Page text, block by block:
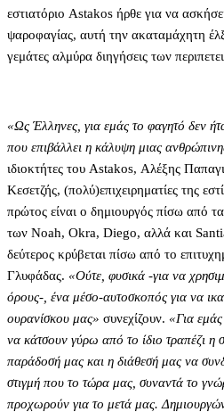
εστιατόριο Astakos ήρθε για να
ψαροφαγίας, αυτή την ακαταμάχητη
γεμάτες αλμύρα διηγήσεις των
«Ως Έλληνες, για εμάς το φαγητό δεν
που επιβάλλει η κάλυψη μιας
ιδιοκτήτες του Astakos, Αλέξης
Κεσετζής, (πολύ)επιχειρηματίες της
πρώτος είναι ο δημιουργός πίσω από
των Noah, Okra, Diego, αλλά και
δεύτερος κρύβεται πίσω από το
Γλυφάδας. «Ούτε, φυσικά -για να
όρους-, ένα μέσο-αυτοσκοπός για να
ουρανίσκου μας» συνεχίζουν. «Για
να κάτσουν γύρω από το ίδιο τραπέζι η
παράδοσή μας και η διάθεσή μας να
στιγμή που το τώρα μας, συναντά το
προχωρούν για το μετά μας.